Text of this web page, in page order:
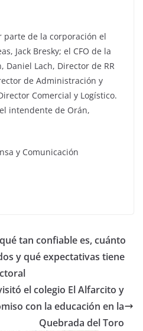
de la corporación el
Jack Bresky; el CFO de la
Daniel Lach, Director de RR
de Administración y
Comercial y Logístico.
intendente de Orán,
y Comunicación
tan confiable es, cuánto
y qué expectativas tiene
el colegio El Alfarcito y
con la educación en la
Quebrada del Toro